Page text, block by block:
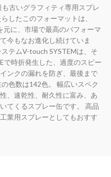
古いグラフィティ専用スプレ
したこのフォーマットは、
に、市場で最高のパフォーマ
今もなお進化し続けていま
テムV-touch SYSTEMは、そ
で時折発生した、過度のスピー
ンクの漏れを防ぎ、最後まで
色数は142色。 幅広いスペク
、速乾性、耐久性に富み、あ
てくるスプレー缶です。 高品
業用スプレーとしてもおすす